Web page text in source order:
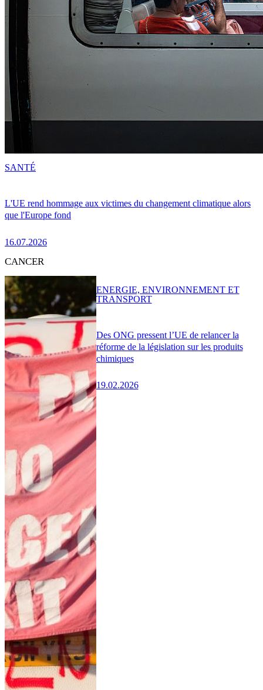
L'UE rend hommage aux victimes du changement climatique alors
que l'Europe fond
16.07.2026
SANTÉ
CANCER
Des ONG pressent l’UE de relancer la
réforme de la législation sur les produits
chimiques
19.02.2026
ENERGIE, ENVIRONNEMENT ET
TRANSPORT